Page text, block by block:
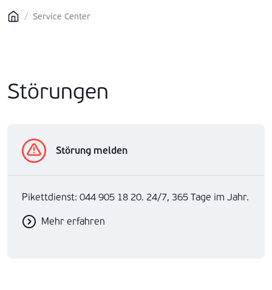
/ Service Center
Störungen
Störung melden
Pikettdienst: 044 905 18 20. 24/7, 365 Tage im Jahr.
Mehr erfahren